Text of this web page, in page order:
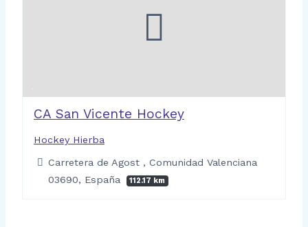
CA San Vicente Hockey
Hockey Hierba
Carretera de Agost , Comunidad Valenciana
03690, España
112.17 km